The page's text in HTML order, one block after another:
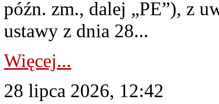
późn. zm., dalej „PE”), z
ustawy z dnia 28...
Więcej...
28 lipca 2026, 12:42